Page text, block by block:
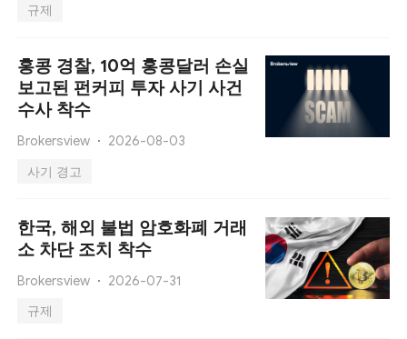
규제
홍콩 경찰, 10억 홍콩달러 손실
보고된 펀커피 투자 사기 사건
수사 착수
Brokersview
2026-08-03
사기 경고
한국, 해외 불법 암호화폐 거래
소 차단 조치 착수
Brokersview
2026-07-31
규제